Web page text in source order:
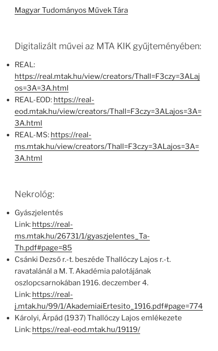
Magyar Tudományos Művek Tára
Digitalizált művei az MTA KIK gyűjteményében:
REAL:
https://real.mtak.hu/view/creators/Thall=F3czy=3ALaj
os=3A=3A.html
REAL-EOD: https://real-
eod.mtak.hu/view/creators/Thall=F3czy=3ALajos=3A=
3A.html
REAL-MS: https://real-
ms.mtak.hu/view/creators/Thall=F3czy=3ALajos=3A=
3A.html
Nekrológ:
Gyászjelentés
Link: https://real-
ms.mtak.hu/26731/1/gyaszjelentes_Ta-
Th.pdf#page=85
Csánki Dezső r.-t. beszéde Thallóczy Lajos r.-t.
ravatalánál a M. T. Akadémia palotájának
oszlopcsarnokában 1916. deczember 4.
Link: https://real-
j.mtak.hu/99/1/AkademiaiErtesito_1916.pdf#page=774
Károlyi, Árpád (1937) Thallóczy Lajos emlékezete
Link: https://real-eod.mtak.hu/19119/